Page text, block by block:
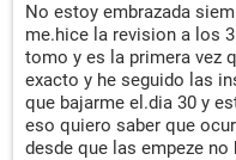
No estoy embrazada
me.hice la revision a los
tomo y es la primera vez
exacto y he seguido las
que bajarme el.dia 30 y
eso quiero saber que
desde que las empeze